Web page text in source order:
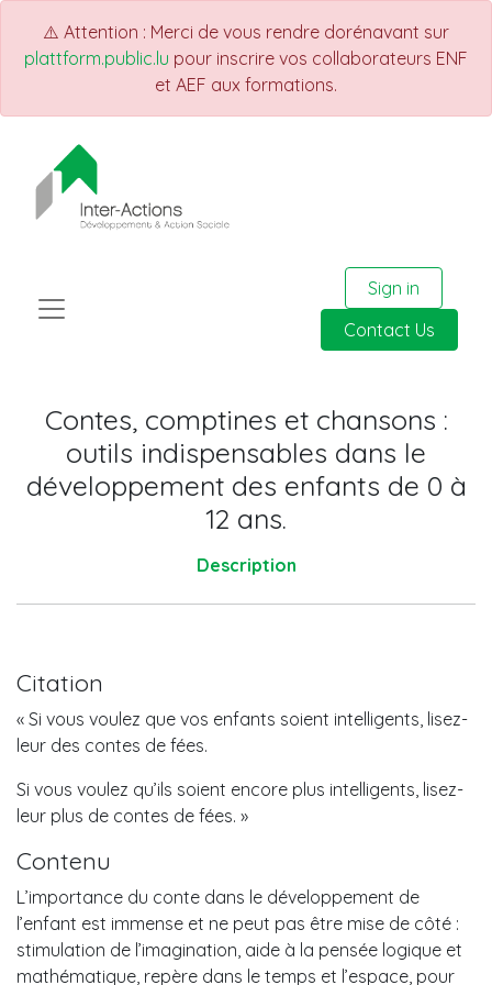
⚠️ Attention : Merci de vous rendre dorénavant sur
plattform.public.lu pour inscrire vos collaborateurs ENF
et AEF aux formations.
Sign in
Contact Us
Contes, comptines et chansons :
outils indispensables dans le
développement des enfants de 0 à
12 ans.
Description
Citation
« Si vous voulez que vos enfants soient intelligents, lisez-
leur des contes de fées.
Si vous voulez qu’ils soient encore plus intelligents, lisez-
leur plus de contes de fées. »
Contenu
L’importance du conte dans le développement de
l’enfant est immense et ne peut pas être mise de côté :
stimulation de l’imagination, aide à la pensée logique et
mathématique, repère dans le temps et l’espace, pour